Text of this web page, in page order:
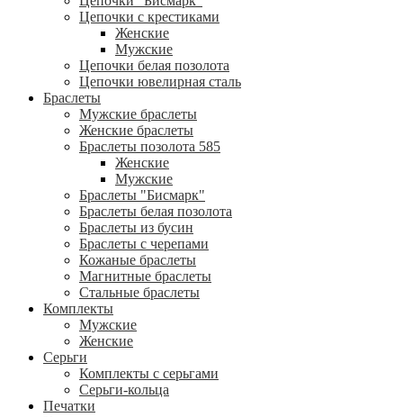
Цепочки с крестиками
Женские
Мужские
Цепочки белая позолота
Цепочки ювелирная сталь
Браслеты
Мужские браслеты
Женские браслеты
Браслеты позолота 585
Женские
Мужские
Браслеты "Бисмарк"
Браслеты белая позолота
Браслеты из бусин
Браслеты с черепами
Кожаные браслеты
Магнитные браслеты
Стальные браслеты
Комплекты
Мужские
Женские
Серьги
Комплекты с серьгами
Серьги-кольца
Печатки